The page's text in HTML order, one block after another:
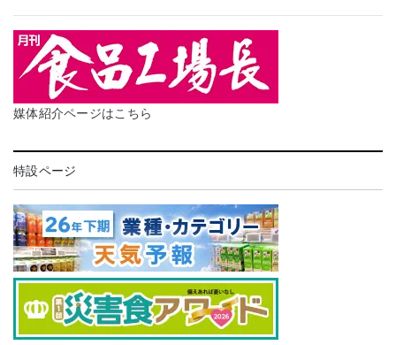
媒体紹介ページはこちら
特設ページ